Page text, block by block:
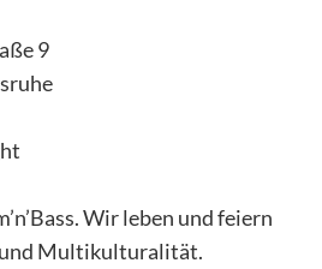
9
Wir leben und feiern
Multikulturalität.